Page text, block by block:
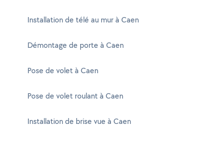
Installation de télé au mur à Caen
Démontage de porte à Caen
Pose de volet à Caen
Pose de volet roulant à Caen
Installation de brise vue à Caen